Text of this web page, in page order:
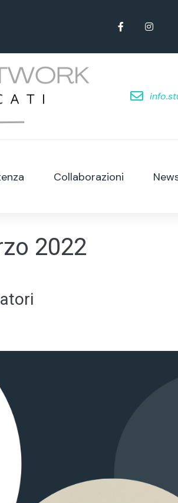
Collaborazioni
2022